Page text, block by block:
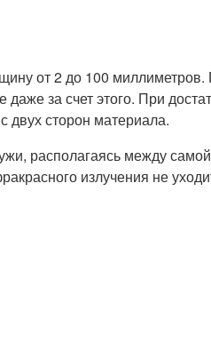
от 2 до 100
за счет этого. При
двух сторон материала.
располагаясь между
излучения не